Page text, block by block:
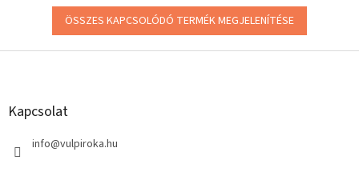
ÖSSZES KAPCSOLÓDÓ TERMÉK MEGJELENÍTÉSE
L
Kapcsolat
info@vulpiroka.hu